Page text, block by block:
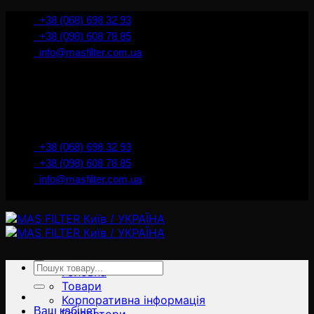
İçeriğe+38 (068) 698 32 93
+38 (098) 608 78 85
info@masfilter.com.ua
+38 (068) 698 32 93
+38 (098) 608 78 85
info@masfilter.com.ua
Головна
Товари
Корпоративна інформація
Ara:
Ваш кабінет